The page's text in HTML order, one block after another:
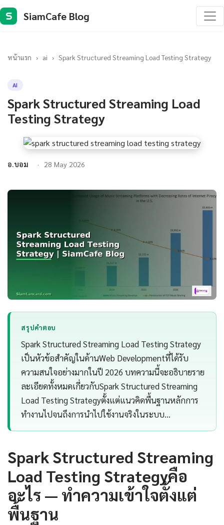
S SiamCafe Blog
หน้าแรก › ai › Spark Structured Streaming Load Testing Strategy
AI
Spark Structured Streaming Load
Testing Strategy
อ.บอม 28 May 2026
สรุปคำตอบ
Spark Structured Streaming Load Testing Strategy
เป็นหัวข้อสำคัญในด้านWeb Developmentที่ได้รับ
ความสนใจอย่างมากในปี 2026 บทความนี้จะอธิบายราย
ละเอียดทั้งหมดเกี่ยวกับSpark Structured Streaming
Load Testing Strategyตั้งแต่แนวคิดพื้นฐานหลักการ
ทำงานไปจนถึงการนำไปใช้งานจริงในระบบ…
Spark Structured Streaming
Load Testing Strategyคือ
อะไร — ทำความเข้าใจตั้งแต่
พื้นฐาน